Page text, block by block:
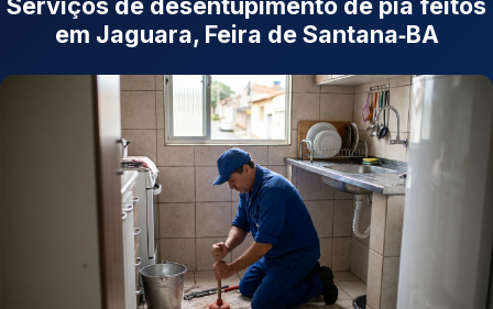
em Jaguara, Feira de Santana‑BA